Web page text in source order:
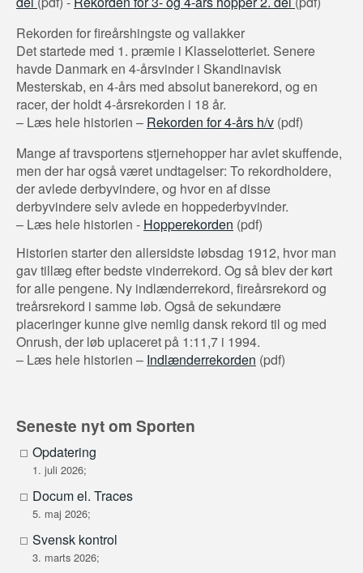
Rekorden for fireårshingste og vallakker
Det startede med 1. præmie i Klasselotteriet. Senere
havde Danmark en 4-årsvinder i Skandinavisk
Mesterskab, en 4-års med absolut banerekord, og en
racer, der holdt 4-årsrekorden i 18 år.
– Læs hele historien – Rekorden for 4-års h/v (pdf)
Mange af travsportens stjernehopper har avlet skuffende,
men der har også været undtagelser: To rekordholdere,
der avlede derbyvindere, og hvor en af disse
derbyvindere selv avlede en hoppederbyvinder.
– Læs hele historien - Hopperekorden (pdf)
Historien starter den allersidste løbsdag 1912, hvor man
gav tillæg efter bedste vinderrekord. Og så blev der kørt
for alle pengene. Ny indlænderrekord, fireårsrekord og
treårsrekord i samme løb. Også de sekundære
placeringer kunne give nemlig dansk rekord til og med
Onrush, der løb uplaceret på 1:11,7 i 1994.
– Læs hele historien – Indlænderrekorden (pdf)
Seneste nyt om Sporten
Opdatering
1. juli 2026;
Docum el. Traces
5. maj 2026;
Svensk kontrol
3. marts 2026;